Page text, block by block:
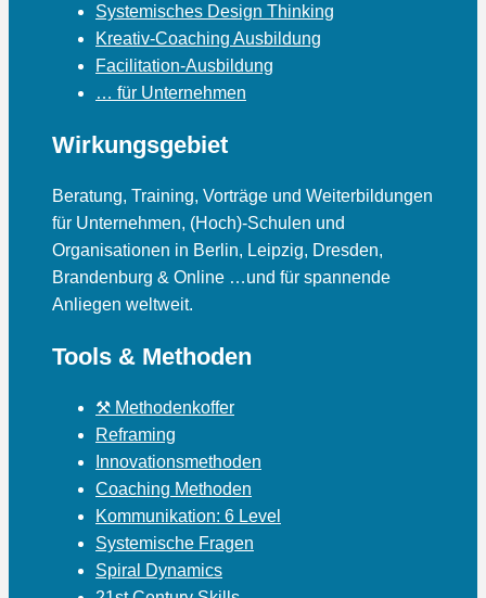
Systemisches Design Thinking
Kreativ-Coaching Ausbildung
Facilitation-Ausbildung
… für Unternehmen
Wirkungsgebiet
Beratung, Training, Vorträge und Weiterbildungen
für Unternehmen, (Hoch)-Schulen und
Organisationen in Berlin, Leipzig, Dresden,
Brandenburg & Online …und für spannende
Anliegen weltweit.
Tools & Methoden
⚒ Methodenkoffer
Reframing
Innovationsmethoden
Coaching Methoden
Kommunikation: 6 Level
Systemische Fragen
Spiral Dynamics